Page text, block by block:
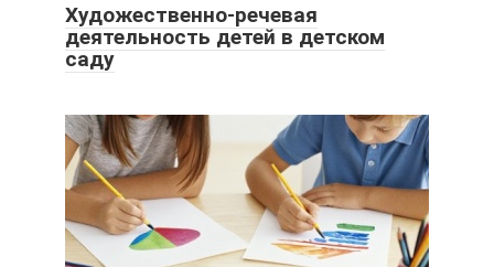
Художественно-речевая
деятельность детей в детском
саду